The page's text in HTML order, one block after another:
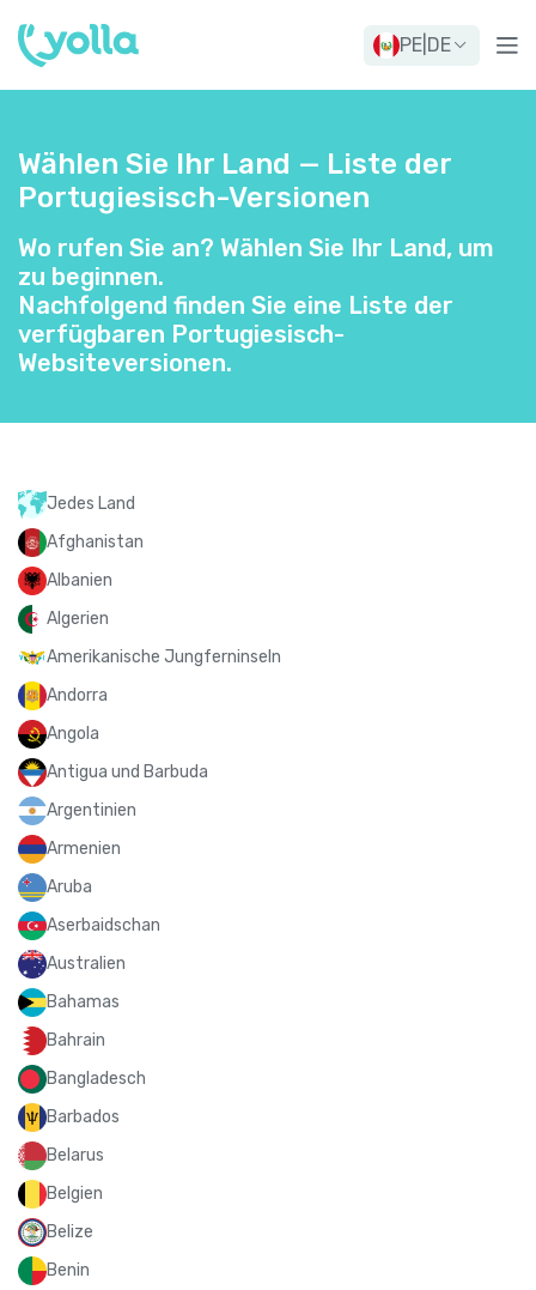
PE DE
Wählen Sie Ihr Land — Liste der
Portugiesisch-Versionen
Wo rufen Sie an? Wählen Sie Ihr Land, um
zu beginnen.
Nachfolgend finden Sie eine Liste der
verfügbaren Portugiesisch-
Websiteversionen.
Jedes Land
Afghanistan
Albanien
Algerien
Amerikanische Jungferninseln
Andorra
Angola
Antigua und Barbuda
Argentinien
Armenien
Aruba
Aserbaidschan
Australien
Bahamas
Bahrain
Bangladesch
Barbados
Belarus
Belgien
Belize
Benin